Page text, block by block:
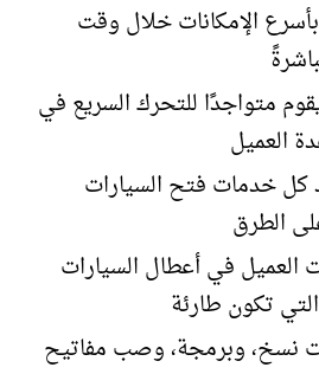
الإمكانات خلال وقت
متواجدًا للتحرك السريع في
العميل
كل خدمات فتح السيارات
الطرق
العميل في أعطال السيارات
تكون طارئة
نسخ، وبرمجة، وصب مفاتيح